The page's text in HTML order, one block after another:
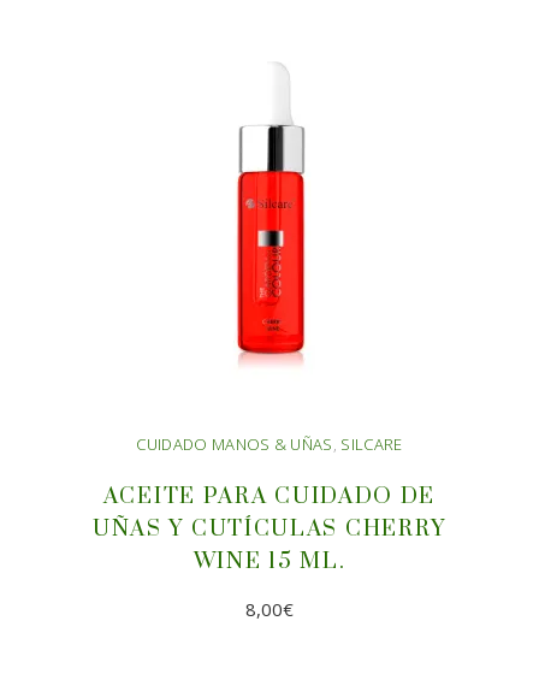
CUIDADO MANOS & UÑAS, SILCARE
ACEITE PARA CUIDADO DE
UÑAS Y CUTÍCULAS CHERRY
WINE 15 ML.
8,00€